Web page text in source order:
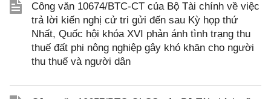
Công văn 10674/BTC-CT của Bộ Tài chính về việc
trả lời kiến nghị cử tri gửi đến sau Kỳ họp thứ
Nhất, Quốc hội khóa XVI phản ánh tình trạng thu
thuế đất phi nông nghiệp gây khó khăn cho người
thu thuế và người dân